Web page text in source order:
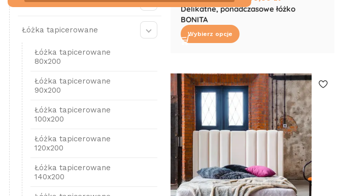
Łóżka drewniane
Łóżka tapicerowane
Łóżka tapicerowane
80x200
Łóżka tapicerowane
90x200
Łóżka tapicerowane
100x200
Łóżka tapicerowane
120x200
Łóżka tapicerowane
140x200
Delikatne, ponadczasowe łóżko
BONITA
Wybierz opcje